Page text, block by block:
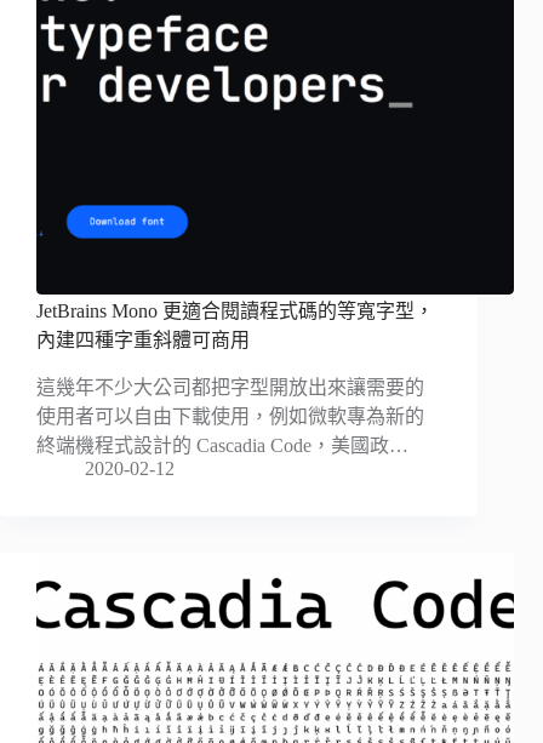
JetBrains Mono 更適合閱讀程式碼的等寬字型，
內建四種字重斜體可商用
這幾年不少大公司都把字型開放出來讓需要的
使用者可以自由下載使用，例如微軟專為新的
終端機程式設計的 Cascadia Code，美國政…
2020-02-12